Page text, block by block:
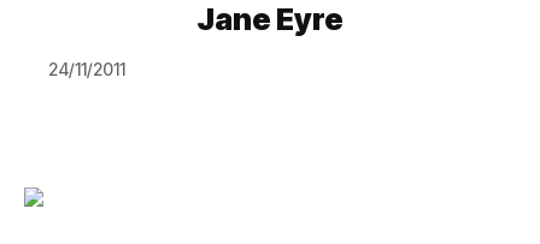
Jane Eyre
24/11/2011